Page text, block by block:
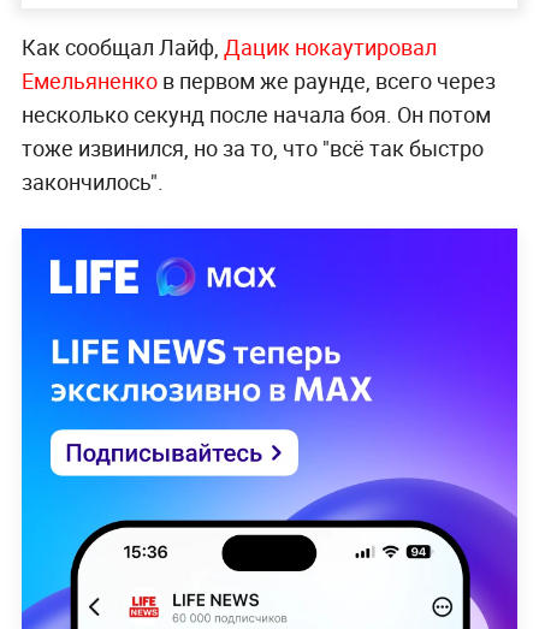
Как сообщал Лайф, Дацик нокаутировал
Емельяненко в первом же раунде, всего через
несколько секунд после начала боя. Он потом
тоже извинился, но за то, что "всё так быстро
закончилось".